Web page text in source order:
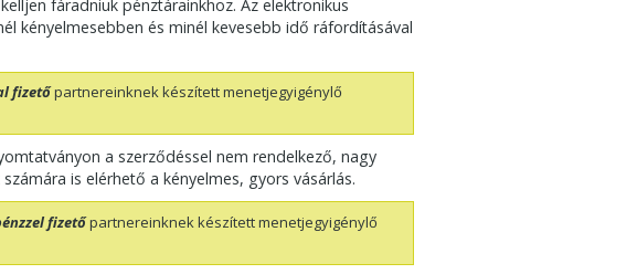
fáradniuk pénztárainkhoz. Az elektronikus
kényelmesebben és minél kevesebb idő ráfordításával
fizetőpartnereinknek készített menetjegyigénylő
a szerződéssel nem rendelkező, nagy
is elérhető a kényelmes, gyors vásárlás.
fizetőpartnereinknek készített menetjegyigénylő